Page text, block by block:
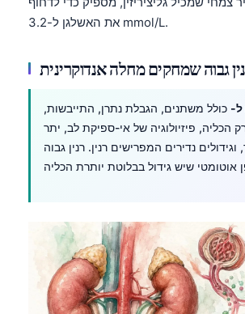
את האשלגן ל-3.2 mmol/L.
גבוה שמחקים מחלה אנדוקרינית
ל- כולל משתנים, הגבלת נתרן, התייבשות,
הכליה, פיזיולוגיה של אי-ספיקת לב, יתר
נדירים המפרישים רנין. רנין גבוה